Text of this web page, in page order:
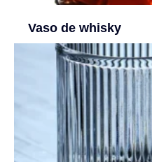
Vaso de whisky